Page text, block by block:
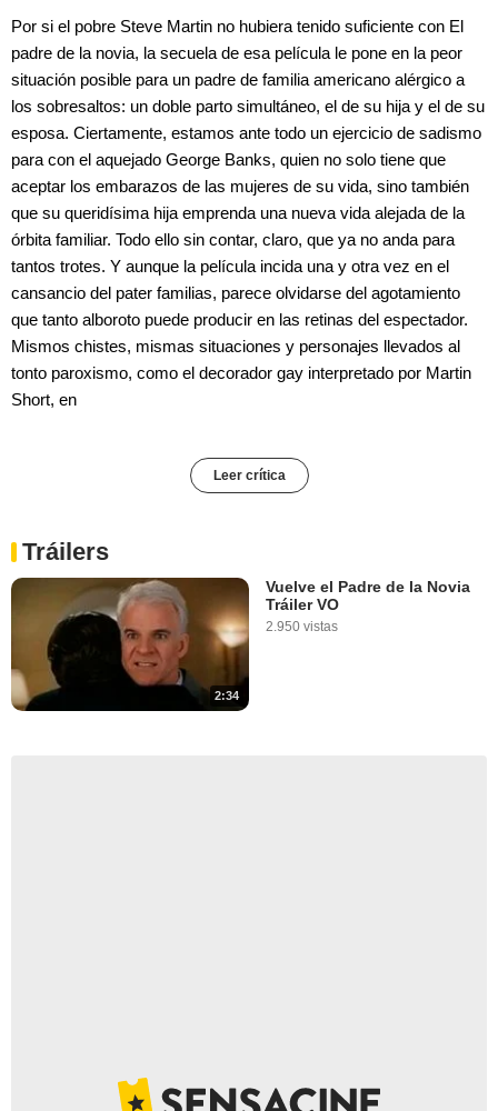
Por si el pobre Steve Martin no hubiera tenido suficiente con El
padre de la novia, la secuela de esa película le pone en la peor
situación posible para un padre de familia americano alérgico a
los sobresaltos: un doble parto simultáneo, el de su hija y el de su
esposa. Ciertamente, estamos ante todo un ejercicio de sadismo
para con el aquejado George Banks, quien no solo tiene que
aceptar los embarazos de las mujeres de su vida, sino también
que su queridísima hija emprenda una nueva vida alejada de la
órbita familiar. Todo ello sin contar, claro, que ya no anda para
tantos trotes. Y aunque la película incida una y otra vez en el
cansancio del pater familias, parece olvidarse del agotamiento
que tanto alboroto puede producir en las retinas del espectador.
Mismos chistes, mismas situaciones y personajes llevados al
tonto paroxismo, como el decorador gay interpretado por Martin
Short, en
Leer crítica
Tráilers
2:34
Vuelve el Padre de la Novia
Tráiler VO
2.950 vistas